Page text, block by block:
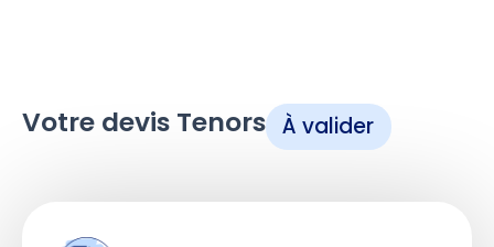
Votre devis Tenors À valider